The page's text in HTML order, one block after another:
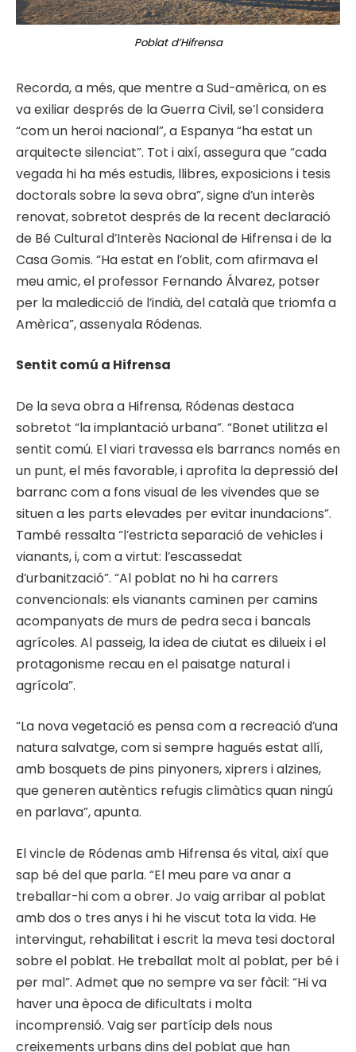
Poblat d’Hifrensa
Recorda, a més, que mentre a Sud-amèrica, on es
va exiliar després de la Guerra Civil, se’l considera
“com un heroi nacional”, a Espanya “ha estat un
arquitecte silenciat”. Tot i així, assegura que “cada
vegada hi ha més estudis, llibres, exposicions i tesis
doctorals sobre la seva obra”, signe d’un interès
renovat, sobretot després de la recent declaració
de Bé Cultural d’Interès Nacional de Hifrensa i de la
Casa Gomis. “Ha estat en l’oblit, com afirmava el
meu amic, el professor Fernando Álvarez, potser
per la maledicció de l’indià, del català que triomfa a
Amèrica”, assenyala Ródenas.
Sentit comú a Hifrensa
De la seva obra a Hifrensa, Ródenas destaca
sobretot “la implantació urbana”. “Bonet utilitza el
sentit comú. El viari travessa els barrancs només en
un punt, el més favorable, i aprofita la depressió del
barranc com a fons visual de les vivendes que se
situen a les parts elevades per evitar inundacions”.
També ressalta “l’estricta separació de vehicles i
vianants, i, com a virtut: l’escassedat
d’urbanització”. “Al poblat no hi ha carrers
convencionals: els vianants caminen per camins
acompanyats de murs de pedra seca i bancals
agrícoles. Al passeig, la idea de ciutat es dilueix i el
protagonisme recau en el paisatge natural i
agrícola”.
“La nova vegetació es pensa com a recreació d’una
natura salvatge, com si sempre hagués estat allí,
amb bosquets de pins pinyoners, xiprers i alzines,
que generen autèntics refugis climàtics quan ningú
en parlava”, apunta.
El vincle de Ródenas amb Hifrensa és vital, així que
sap bé del que parla. “El meu pare va anar a
treballar-hi com a obrer. Jo vaig arribar al poblat
amb dos o tres anys i hi he viscut tota la vida. He
intervingut, rehabilitat i escrit la meva tesi doctoral
sobre el poblat. He treballat molt al poblat, per bé i
per mal”. Admet que no sempre va ser fàcil: “Hi va
haver una època de dificultats i molta
incomprensió. Vaig ser partícip dels nous
creixements urbans dins del poblat que han